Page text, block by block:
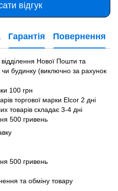
відгук
Гарантія Повернення
Нової Пошти та
будинку (виключно за рахунок
100 грн
торгової марки Elcor 2 дні
товарів складає 3-4 дні
500 гривень
500 гривень
та обміну товару